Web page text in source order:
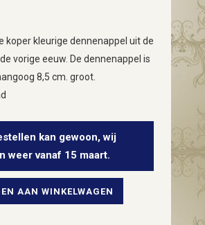
koper kleurige dennenappel uit de
vorige eeuw. De dennenappel is
8,5 cm. groot.
kan gewoon, wij
weer vanaf 15 maart.
AAN WINKELWAGEN